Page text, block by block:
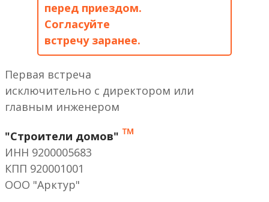
перед приездом.
Согласуйте
встречу заранее.
Первая встреча
исключительно с директором или
главным инженером
"Строители домов" ™
ИНН 9200005683
КПП 920001001
ООО "Арктур"